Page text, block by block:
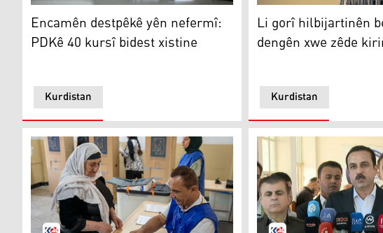
Encamên destpêkê yên nefermî: PDKê 40 kursî bidest xistine
Kurdistan
Encamên destpêkê yên nefermî:
PDKê 40 kursî bidest xistine
Li gorî hilbijartinên
Kurdistan
Li gorî hilbijartinên
dengên xwe zêde